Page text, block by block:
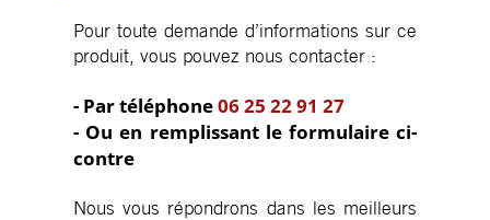
Pour toute demande d’informations sur ce
produit, vous pouvez nous contacter :
- Par téléphone06 25 22 91 27
- Ou en remplissant le formulaire ci-
contre
Nous vous répondrons dans les meilleurs